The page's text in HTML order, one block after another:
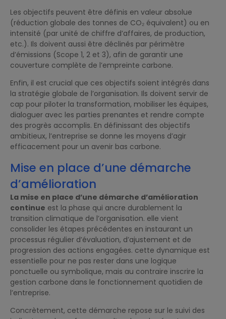
Les objectifs peuvent être définis en valeur absolue
(réduction globale des tonnes de CO₂ équivalent) ou en
intensité (par unité de chiffre d’affaires, de production,
etc.). Ils doivent aussi être déclinés par périmètre
d’émissions (Scope 1, 2 et 3), afin de garantir une
couverture complète de l’empreinte carbone.
Enfin, il est crucial que ces objectifs soient intégrés dans
la stratégie globale de l’organisation. Ils doivent servir de
cap pour piloter la transformation, mobiliser les équipes,
dialoguer avec les parties prenantes et rendre compte
des progrès accomplis. En définissant des objectifs
ambitieux, l’entreprise se donne les moyens d’agir
efficacement pour un avenir bas carbone.
Mise en place d’une démarche
d’amélioration
La mise en place d’une démarche d’amélioration
continue est la phase qui ancre durablement la
transition climatique de l’organisation. elle vient
consolider les étapes précédentes en instaurant un
processus régulier d’évaluation, d’ajustement et de
progression des actions engagées. cette dynamique est
essentielle pour ne pas rester dans une logique
ponctuelle ou symbolique, mais au contraire inscrire la
gestion carbone dans le fonctionnement quotidien de
l’entreprise.
Concrètement, cette démarche repose sur le suivi des